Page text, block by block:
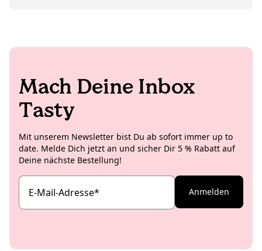
Studioküche auf und kreiert insbesondere für die
Mach Deine Inbox
Tasty
Mit unserem Newsletter bist Du ab sofort immer up to
date. Melde Dich jetzt an und sicher Dir 5 % Rabatt auf
Deine nächste Bestellung!
E-Mail-Adresse* Anmelden